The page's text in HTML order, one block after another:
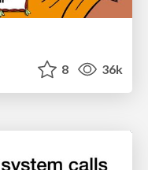
8 36k